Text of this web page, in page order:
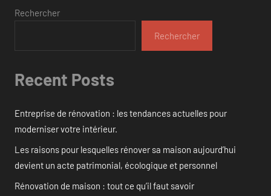
Rechercher
Rechercher
Recent Posts
Entreprise de rénovation : les tendances actuelles pour
moderniser votre intérieur.
Les raisons pour lesquelles rénover sa maison aujourd’hui
devient un acte patrimonial, écologique et personnel
Rénovation de maison : tout ce qu’il faut savoir